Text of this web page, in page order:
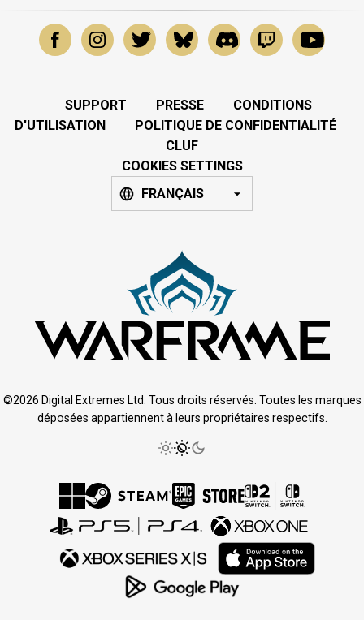
SUPPORT PRESSE
CONDITIONS
D'UTILISATION
POLITIQUE DE CONFIDENTIALITÉ
CLUF
COOKIES SETTINGS
FRANÇAIS
©2026 Digital Extremes Ltd. Tous droits réservés. Toutes les marques
déposées appartiennent à leurs propriétaires respectifs.